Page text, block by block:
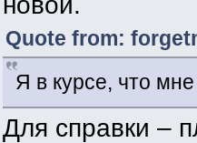
Quote from:
Я в курсе, что
Для справки –